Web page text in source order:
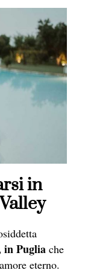
in
in Puglia che
eterno.